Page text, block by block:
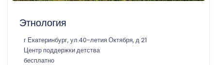
Этнология
г Екатеринбург, ул 40-летия Октября, д 21
Центр поддержки детства
бесплатно